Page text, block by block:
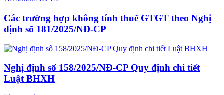
Các trường hợp không tính thuế GTGT theo Nghị
định số 181/2025/NĐ-CP
Nghị định số 158/2025/NĐ-CP Quy định chi tiết
Luật BHXH